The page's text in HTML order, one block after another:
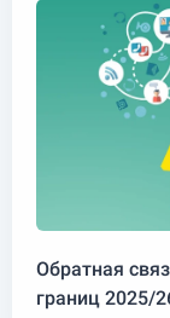
Обратная
границ 2025/